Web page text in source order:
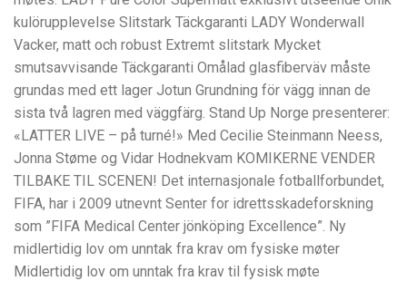
kulörupplevelse Slitstark Täckgaranti LADY Wonderwall
Vacker, matt och robust Extremt slitstark Mycket
smutsavvisande Täckgaranti Omålad glasfiberväv måste
grundas med ett lager Jotun Grundning för vägg innan de
sista två lagren med väggfärg. Stand Up Norge presenterer:
«LATTER LIVE – på turné!» Med Cecilie Steinmann Neess,
Jonna Støme og Vidar Hodnekvam KOMIKERNE VENDER
TILBAKE TIL SCENEN! Det internasjonale fotballforbundet,
FIFA, har i 2009 utnevnt Senter for idrettsskadeforskning
som ”FIFA Medical Center jönköping Excellence”. Ny
midlertidig lov om unntak fra krav om fysiske møter
Midlertidig lov om unntak fra krav til fysisk møte